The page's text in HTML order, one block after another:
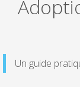
Un guide